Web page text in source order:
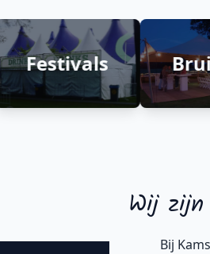
Bruiloften
Wij
Bij